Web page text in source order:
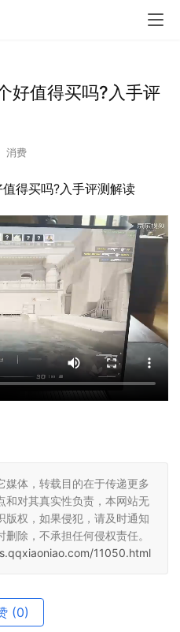
好值得买吗?入手评
消费
得买吗?入手评测解读
媒体，转载目的在于传递更多
和对其真实性负责，本网站无
版权，如果侵犯，请及时通知
除，不承担任何侵权责任。
11050.html
(0)